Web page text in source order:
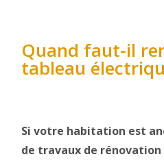
Quand faut-il
tableau
Si votre habitation est
de travaux de